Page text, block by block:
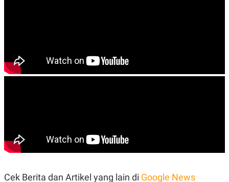
Cek Berita dan Artikel yang lain di Google News